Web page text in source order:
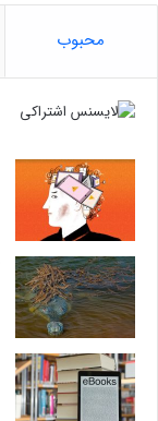
محبوب